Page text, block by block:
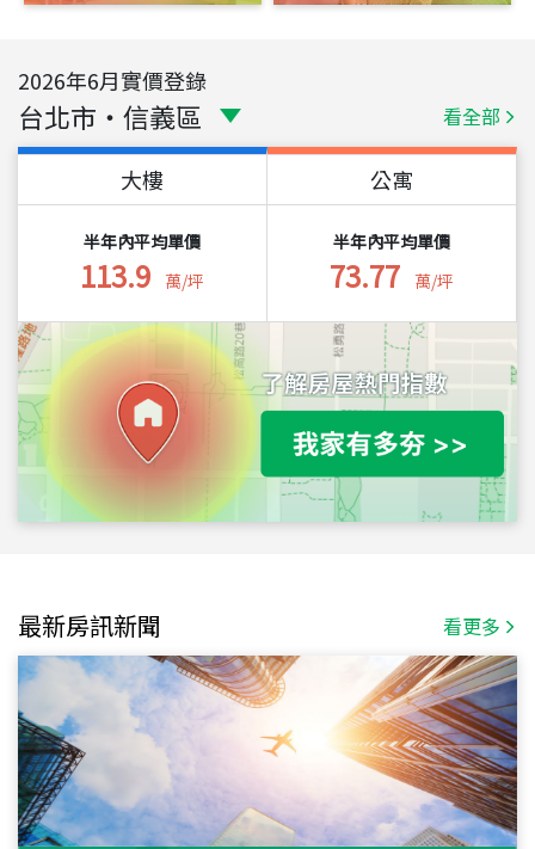
2026年6月實價登錄
台北市 ・ 信義區 看全部
大樓
半年內平均單價
113.9 萬/坪
公寓
半年內平均單價
73.77 萬/坪
最新房訊新聞 看更多